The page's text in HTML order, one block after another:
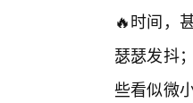
🔥时间，
瑟瑟发抖
些看似微